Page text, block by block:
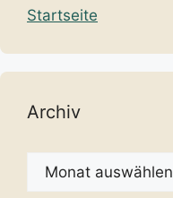
Startseite
Archiv
Archiv